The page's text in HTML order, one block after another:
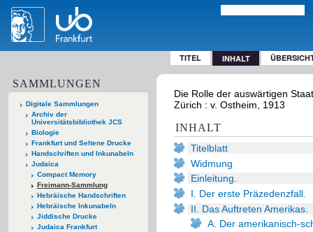
TITEL INHALT
SAMMLUNGEN
Digitale Sammlungen
Archiv der
Universitätsbibliothek JCS
Biologie
Frankfurt und Seltene Drucke
Handschriften und Inkunabeln
Judaica
Compact Memory
Freimann-Sammlung
Hebräische Handschriften
Hebräische Inkunabeln
Jiddische Drucke
Judaica Frankfurt
Die Rolle der auswärtigen
Zürich : v. Ostheim, 1913
INHALT
Titelblatt
Widmung
Einleitung.
I. Der erste Präzedenzfall.
II. Das Auftreten Amerikas.
A. Der amerikanisch-